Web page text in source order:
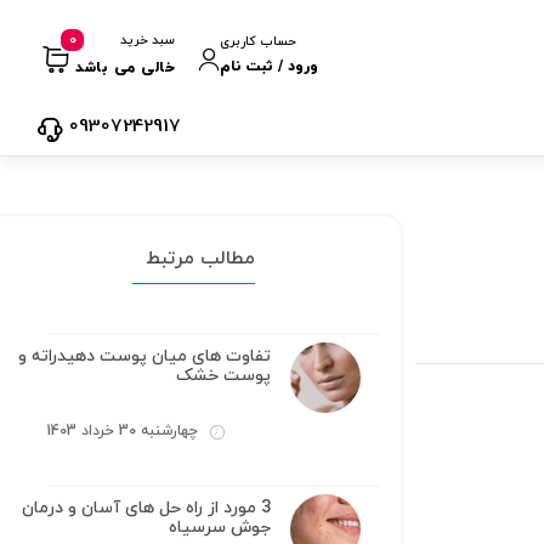
حساب کاربری
ورود / ثبت نام
سبد خرید
خالی می باشد
0
09307242917
مطالب مرتبط
تفاوت های میان پوست دهیدراته و
پوست خشک
چهارشنبه 30 خرداد 1403
3 مورد از راه حل های آسان و درمان
جوش سرسیاه